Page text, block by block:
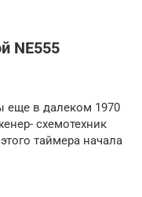
NE555
еще в далеком 1970
схемотехник
таймера начала